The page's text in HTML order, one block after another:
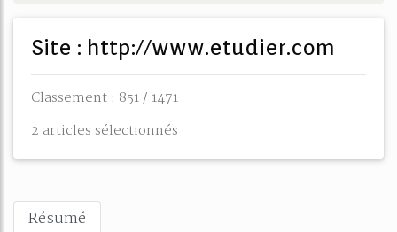
Site : http://www.etudier.com
Classement : 851 / 1471
2 articles sélectionnés
Résumé